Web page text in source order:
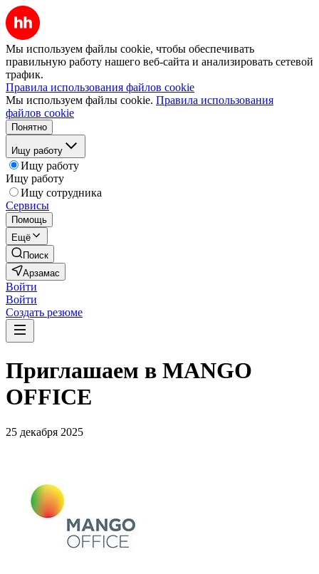
Мы используем файлы cookie, чтобы обеспечивать
правильную работу нашего веб-сайта и анализировать сетевой
трафик.
Правила использования файлов cookie
Мы используем файлы cookie. Правила использования
файлов cookie
Понятно
Ищу работу
Ищу работу
Ищу работу
Ищу сотрудника
Сервисы
Помощь
Ещё
Поиск
Арзамас
Войти
Войти
Создать резюме
Приглашаем в MANGO
OFFICE
25 декабря 2025